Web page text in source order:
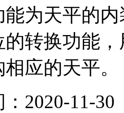
为天平的内
转换功能
应的天平。
：2020-11-